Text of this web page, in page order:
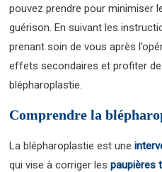
pouvez prendre pour minimiser
guérison. En suivant les
prenant soin de vous après
effets secondaires et profiter
blépharoplastie.
Comprendre la
La blépharoplastie est une
qui vise à corriger lespaupières